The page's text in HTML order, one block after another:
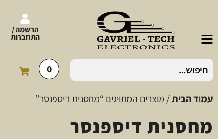
הרשמה /
התחברות
0
עמוד הבית/ מוצרים המתויגים “מחסנית דיספנסר”
מחסנית דיספנסר